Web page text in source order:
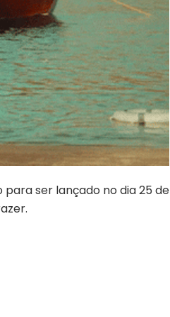
para ser lançado no dia 25 de